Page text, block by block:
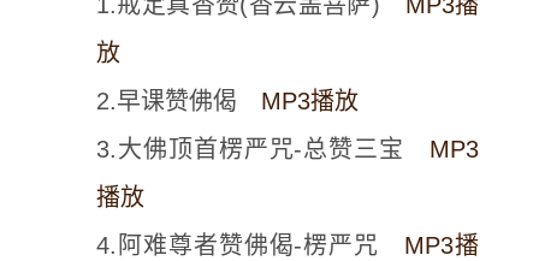
放
2.早课赞佛偈 MP3播放
3.大佛顶首楞严咒-总赞三宝 MP3
播放
4.阿难尊者赞佛偈-楞严咒 MP3播